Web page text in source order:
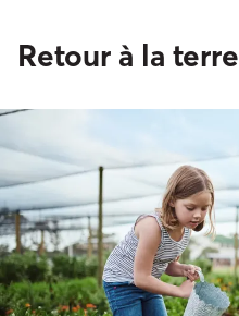
Retour à la terre